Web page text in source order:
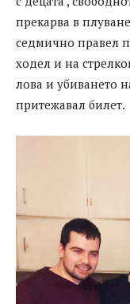
прекарва в
седмично правел
ходел и на
лова и убиването
притежавал билет.